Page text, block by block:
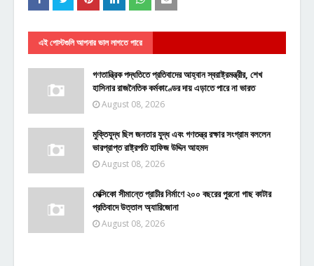
এই পোস্টগুলি আপনার ভাল লাগতে পারে
গণতান্ত্রিক পদ্ধতিতে প্রতিবাদের আহ্বান স্বরাষ্ট্রমন্ত্রীর, শেখ
হাসিনার রাজনৈতিক কর্মকাণ্ডের দায় এড়াতে পারে না ভারত
August 08, 2026
মুক্তিযুদ্ধ ছিল জনতার যুদ্ধ এবং গণতন্ত্র রক্ষার সংগ্রাম বললেন
ভারপ্রাপ্ত রাষ্ট্রপতি হাফিজ উদ্দিন আহমদ
August 08, 2026
মেক্সিকো সীমান্তে প্রাচীর নির্মাণে ২০০ বছরের পুরনো গাছ কাটার
প্রতিবাদে উত্তাল অ্যারিজোনা
August 08, 2026